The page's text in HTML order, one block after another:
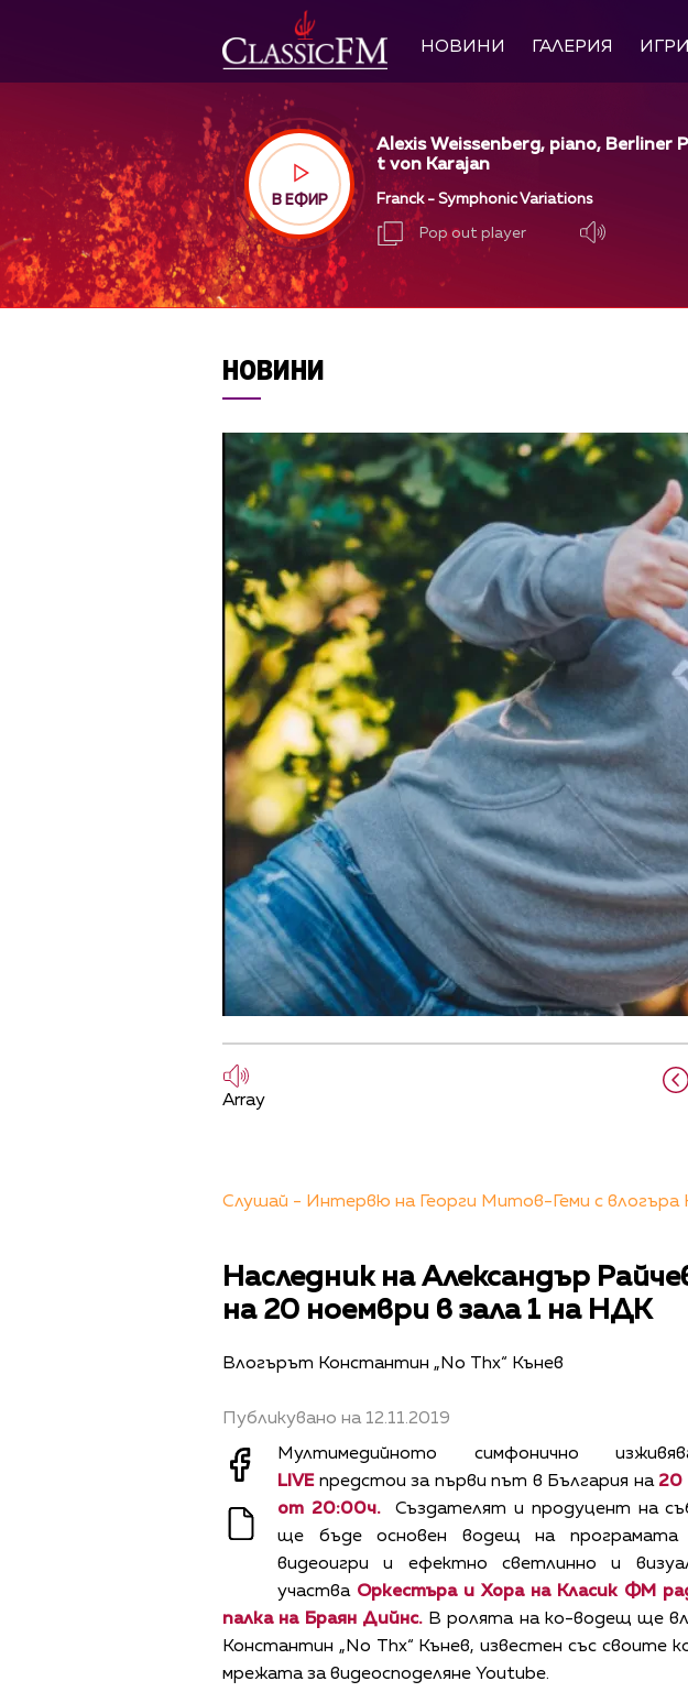
НОВИНИ ГАЛЕРИЯ ИГРИ
В ЕФИР
Alexis Weissenberg, piano, Berliner
t von Karajan
Franck - Symphonic Variations
Pop out player
НОВИНИ
Array
Слушай - Интервю на Георги Митов-Геми с
Наследник на Александър
на 20 ноември в зала 1 на НДК
Влогърът Константин „No Thx“ Кънев
Публикувано на 12.11.2019
Мултимедийното симфонично
LIVEпредстои за първи път в България на 20
от 20:00ч.Създателят и продуцент на
ще бъде основен водещ на
видеоигри и ефектно светлинно и
участваОркестъра и Хора на Класик ФМ
палка на Браян Дийнс. В ролята на ко-водещ ще
Константин „No Thx“ Кънев, известен със своите
мрежата за видеосподеляне Youtube.